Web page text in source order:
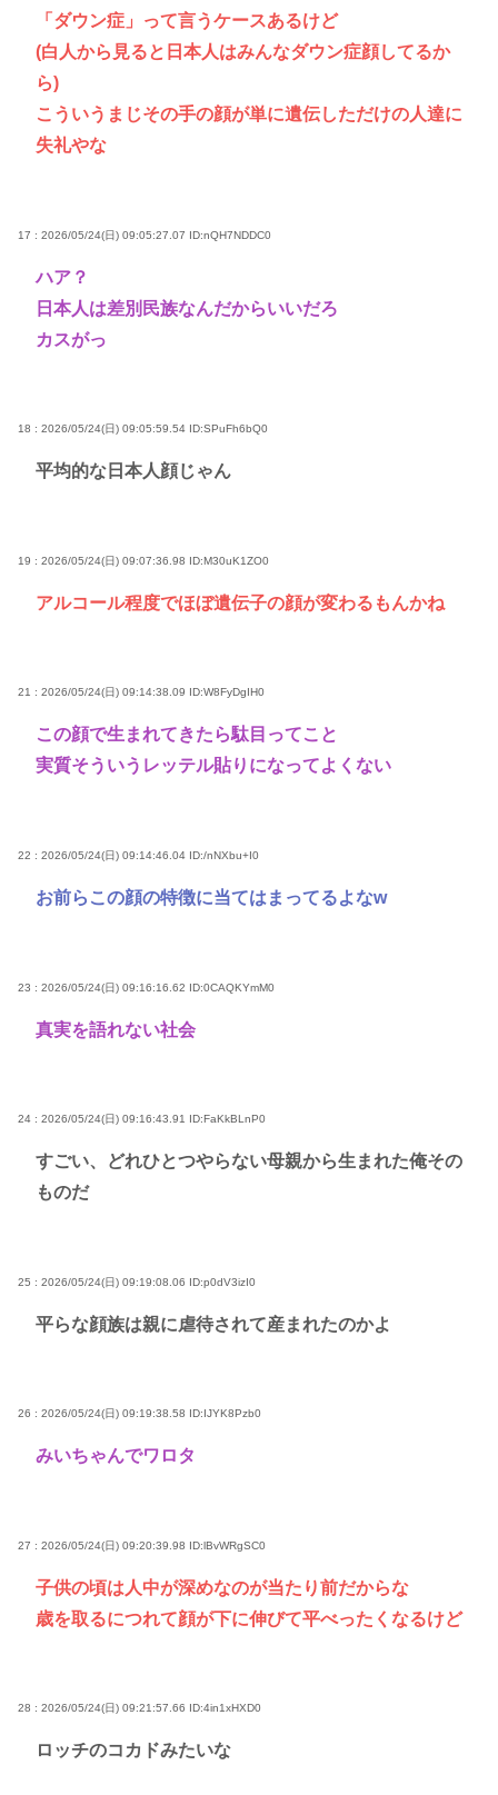
「ダウン症」って言うケースあるけど
(白人から見ると日本人はみんなダウン症顔してるか
ら)
こういうまじその手の顔が単に遺伝しただけの人達に
失礼やな
17 : 2026/05/24(日) 09:05:27.07 ID:nQH7NDDC0
ハア？
日本人は差別民族なんだからいいだろ
カスがっ
18 : 2026/05/24(日) 09:05:59.54 ID:SPuFh6bQ0
平均的な日本人顔じゃん
19 : 2026/05/24(日) 09:07:36.98 ID:M30uK1ZO0
アルコール程度でほぼ遺伝子の顔が変わるもんかね
21 : 2026/05/24(日) 09:14:38.09 ID:W8FyDgIH0
この顔で生まれてきたら駄目ってこと
実質そういうレッテル貼りになってよくない
22 : 2026/05/24(日) 09:14:46.04 ID:/nNXbu+I0
お前らこの顔の特徴に当てはまってるよなw
23 : 2026/05/24(日) 09:16:16.62 ID:0CAQKYmM0
真実を語れない社会
24 : 2026/05/24(日) 09:16:43.91 ID:FaKkBLnP0
すごい、どれひとつやらない母親から生まれた俺その
ものだ
25 : 2026/05/24(日) 09:19:08.06 ID:p0dV3izI0
平らな顔族は親に虐待されて産まれたのかよ
26 : 2026/05/24(日) 09:19:38.58 ID:IJYK8Pzb0
みいちゃんでワロタ
27 : 2026/05/24(日) 09:20:39.98 ID:lBvWRgSC0
子供の頃は人中が深めなのが当たり前だからな
歳を取るにつれて顔が下に伸びて平べったくなるけど
28 : 2026/05/24(日) 09:21:57.66 ID:4in1xHXD0
ロッチのコカドみたいな